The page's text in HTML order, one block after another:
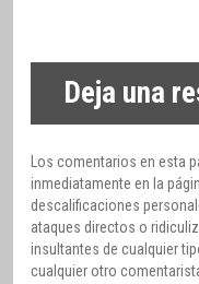
Deja una
Los comentarios en esta
inmediatamente en la
descalificaciones
ataques directos o
insultantes de cualquier
cualquier otro